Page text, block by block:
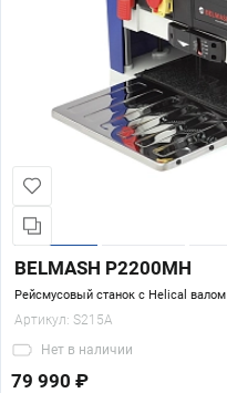
BELMASH P2200MH
Рейсмусовый станок с Helical валом
Артикул: S215A
Нет в наличии
79 990 ₽